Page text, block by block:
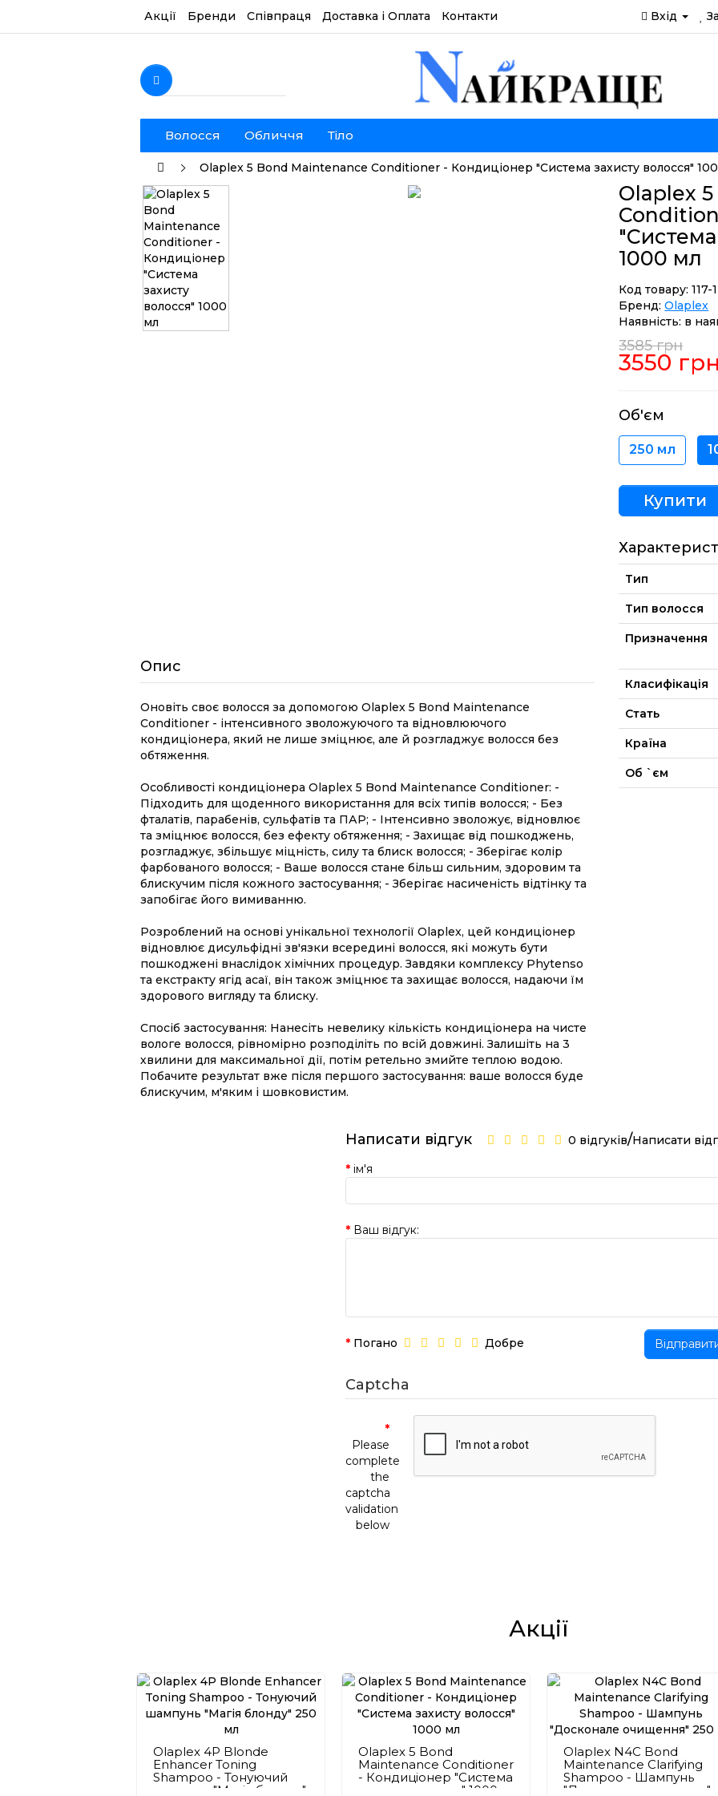
Акції Бренди Співпраця Доставка і Оплата Контакти Вхід
Волосся Обличчя Тіло
Olaplex 5 Bond Maintenance Conditioner - Кондиціонер "Система захисту волосся"
Опис
Оновіть своє волосся за допомогою Olaplex 5 Bond Maintenance
Conditioner - інтенсивного зволожуючого та відновлюючого
кондиціонера, який не лише зміцнює, але й розгладжує волосся без
обтяження.
Особливості кондиціонера Olaplex 5 Bond Maintenance Conditioner: -
Підходить для щоденного використання для всіх типів волосся; - Без
фталатів, парабенів, сульфатів та ПАР; - Інтенсивно зволожує, відновлює
та зміцнює волосся, без ефекту обтяження; - Захищає від пошкоджень,
розгладжує, збільшує міцність, силу та блиск волосся; - Зберігає колір
фарбованого волосся; - Ваше волосся стане більш сильним, здоровим та
блискучим після кожного застосування; - Зберігає насиченість відтінку та
запобігає його вимиванню.
Розроблений на основі унікальної технології Olaplex, цей кондиціонер
відновлює дисульфідні зв'язки всередині волосся, які можуть бути
пошкоджені внаслідок хімічних процедур. Завдяки комплексу Phytenso
та екстракту ягід асаї, він також зміцнює та захищає волосся, надаючи їм
здорового вигляду та блиску.
Спосіб застосування: Нанесіть невелику кількість кондиціонера на чисте
вологе волосся, рівномірно розподіліть по всій довжині. Залишіть на 3
хвилини для максимальної дії, потім ретельно змийте теплою водою.
Побачите результат вже після першого застосування: ваше волосся буде
блискучим, м'яким і шовковистим.
Olaplex
"Система
1000 мл
Код товару: 117-1
Бренд:Olaplex
Наявність: в
3585 грн
3550 грн
Об'єм
250 мл
Купити
Тип
Тип волосся
Призначення
Класифікація
Стать
Країна
Об `єм
Написати відгук 0 відгуків/Написати
ім'я
Ваш відгук:
Погано Добре
Captcha
Please
complete
the
captcha
validation
below
Акції
Olaplex 4P Blonde
Enhancer Toning
Shampoo - Тонуючий
шампунь "Магія блонду"
Olaplex 5 Bond
Maintenance Conditioner
- Кондиціонер "Система
захисту волосся" 1000
Olaplex N4C Bond
Maintenance Clarifying
Shampoo - Шампунь
"Досконале очищення"